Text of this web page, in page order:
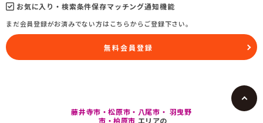
お気に入り・検索条件保存マッチング通知機能
まだ会員登録がお済みでない方はこちらからご登録下さい。
無料会員登録
藤井寺市・松原市・八尾市・ 羽曳野
市・柏原市 エリアの